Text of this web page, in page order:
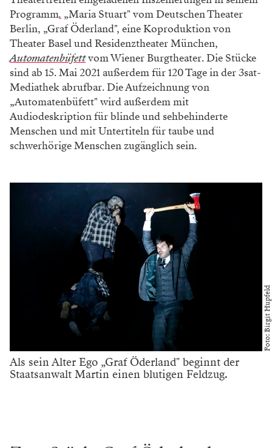
Programm. „Maria Stuart" vom Deutschen Theater
Berlin, „Graf Öderland", eine Koproduktion von
Theater Basel und Residenztheater München,
Automatenbüfettvom Wiener Burgtheater. Die Stücke
sind ab 15. Mai 2021 außerdem für 120 Tage in der 3sat-
Mediathek abrufbar. Die Aufzeichnung von
„Automatenbüfett" wird außerdem mit
Audiodeskription für blinde und sehbehinderte
Menschen und mit Untertiteln für taube und
schwerhörige Menschen zugänglich sein.
Foto: Birgit Hupfeld
Als sein Alter Ego „Graf Öderland" beginnt der
Staatsanwalt Martin einen blutigen Feldzug.